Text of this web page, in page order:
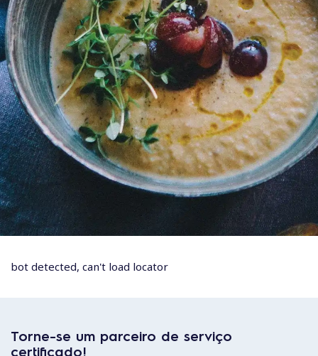
bot detected, can't load locator
Torne-se um parceiro de serviço
certificado!